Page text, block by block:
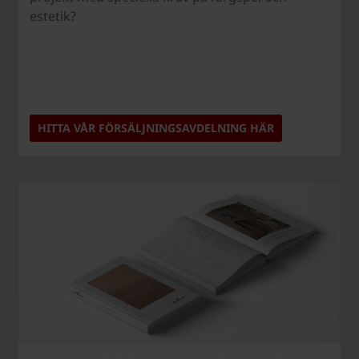
estetik?
HITTA VÅR FÖRSÄLJNINGSAVDELNING HÄR